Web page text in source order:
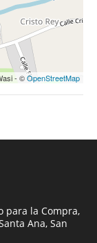
- ©OpenStreetMap
para la Compra,
Ana, San